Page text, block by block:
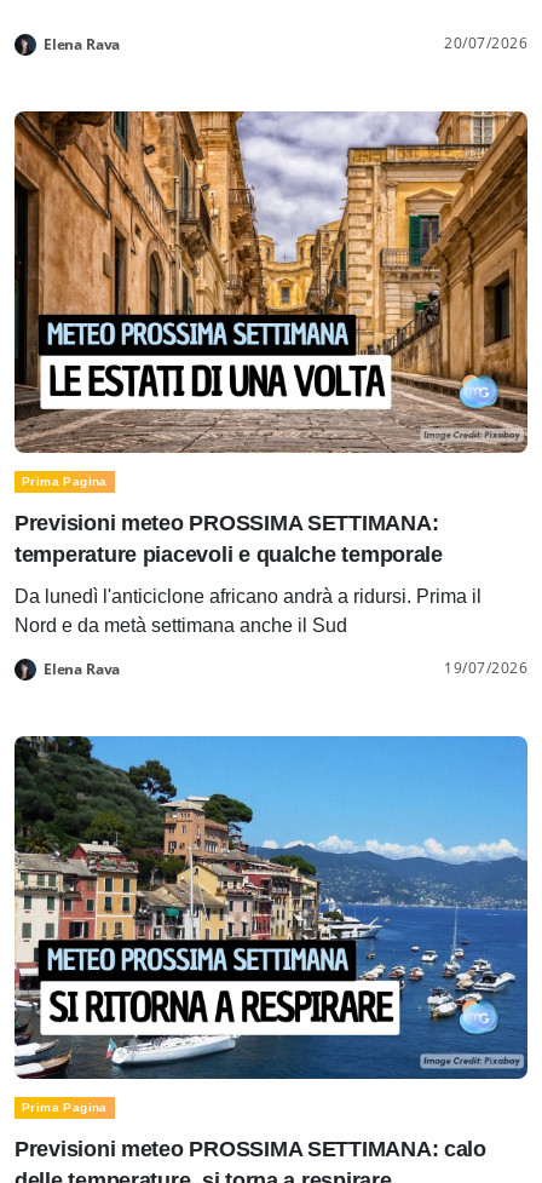
Elena Rava 20/07/2026
Prima Pagina
Previsioni meteo PROSSIMA SETTIMANA:
temperature piacevoli e qualche temporale
Da lunedì l'anticiclone africano andrà a ridursi. Prima il
Nord e da metà settimana anche il Sud
Elena Rava 19/07/2026
Prima Pagina
Previsioni meteo PROSSIMA SETTIMANA: calo